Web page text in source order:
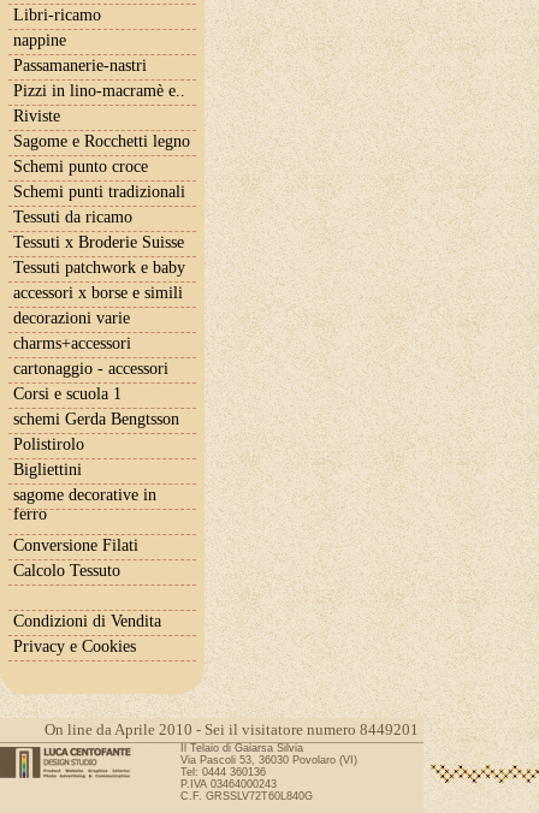
Libri-ricamo
nappine
Passamanerie-nastri
Pizzi in lino-macramè e..
Riviste
Sagome e Rocchetti legno
Schemi punto croce
Schemi punti tradizionali
Tessuti da ricamo
Tessuti x Broderie Suisse
Tessuti patchwork e baby
accessori x borse e simili
decorazioni varie
charms+accessori
cartonaggio - accessori
Corsi e scuola 1
schemi Gerda Bengtsson
Polistirolo
Bigliettini
sagome decorative in
ferro
Conversione Filati
Calcolo Tessuto
Condizioni di Vendita
Privacy e Cookies
On line da Aprile 2010 - Sei il visitatore numero 8449201
Il Telaio di Gaiarsa Silvia
Via Pascoli 53, 36030 Povolaro (VI)
Tel: 0444 360136
P.IVA 03464000243
C.F. GRSSLV72T60L840G